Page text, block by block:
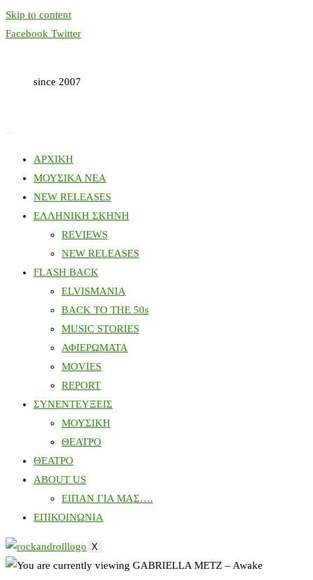
Skip to content
Facebook Twitter
since 2007
ΑΡΧΙΚΗ
ΜΟΥΣΙΚΑ ΝΕΑ
NEW RELEASES
ΕΛΛΗΝΙΚΗ ΣΚΗΝΗ
REVIEWS
NEW RELEASES
FLASH BACK
ELVISMANIA
BACK TO THE 50s
MUSIC STORIES
ΑΦΙΕΡΩΜΑΤΑ
MOVIES
REPORT
ΣΥΝΕΝΤΕΥΞΕΙΣ
ΜΟΥΣΙΚΗ
ΘΕΑΤΡΟ
ΘΕΑΤΡΟ
ABOUT US
ΕΙΠΑΝ ΓΙΑ ΜΑΣ….
ΕΠΙΚΟΙΝΩΝΙΑ
X